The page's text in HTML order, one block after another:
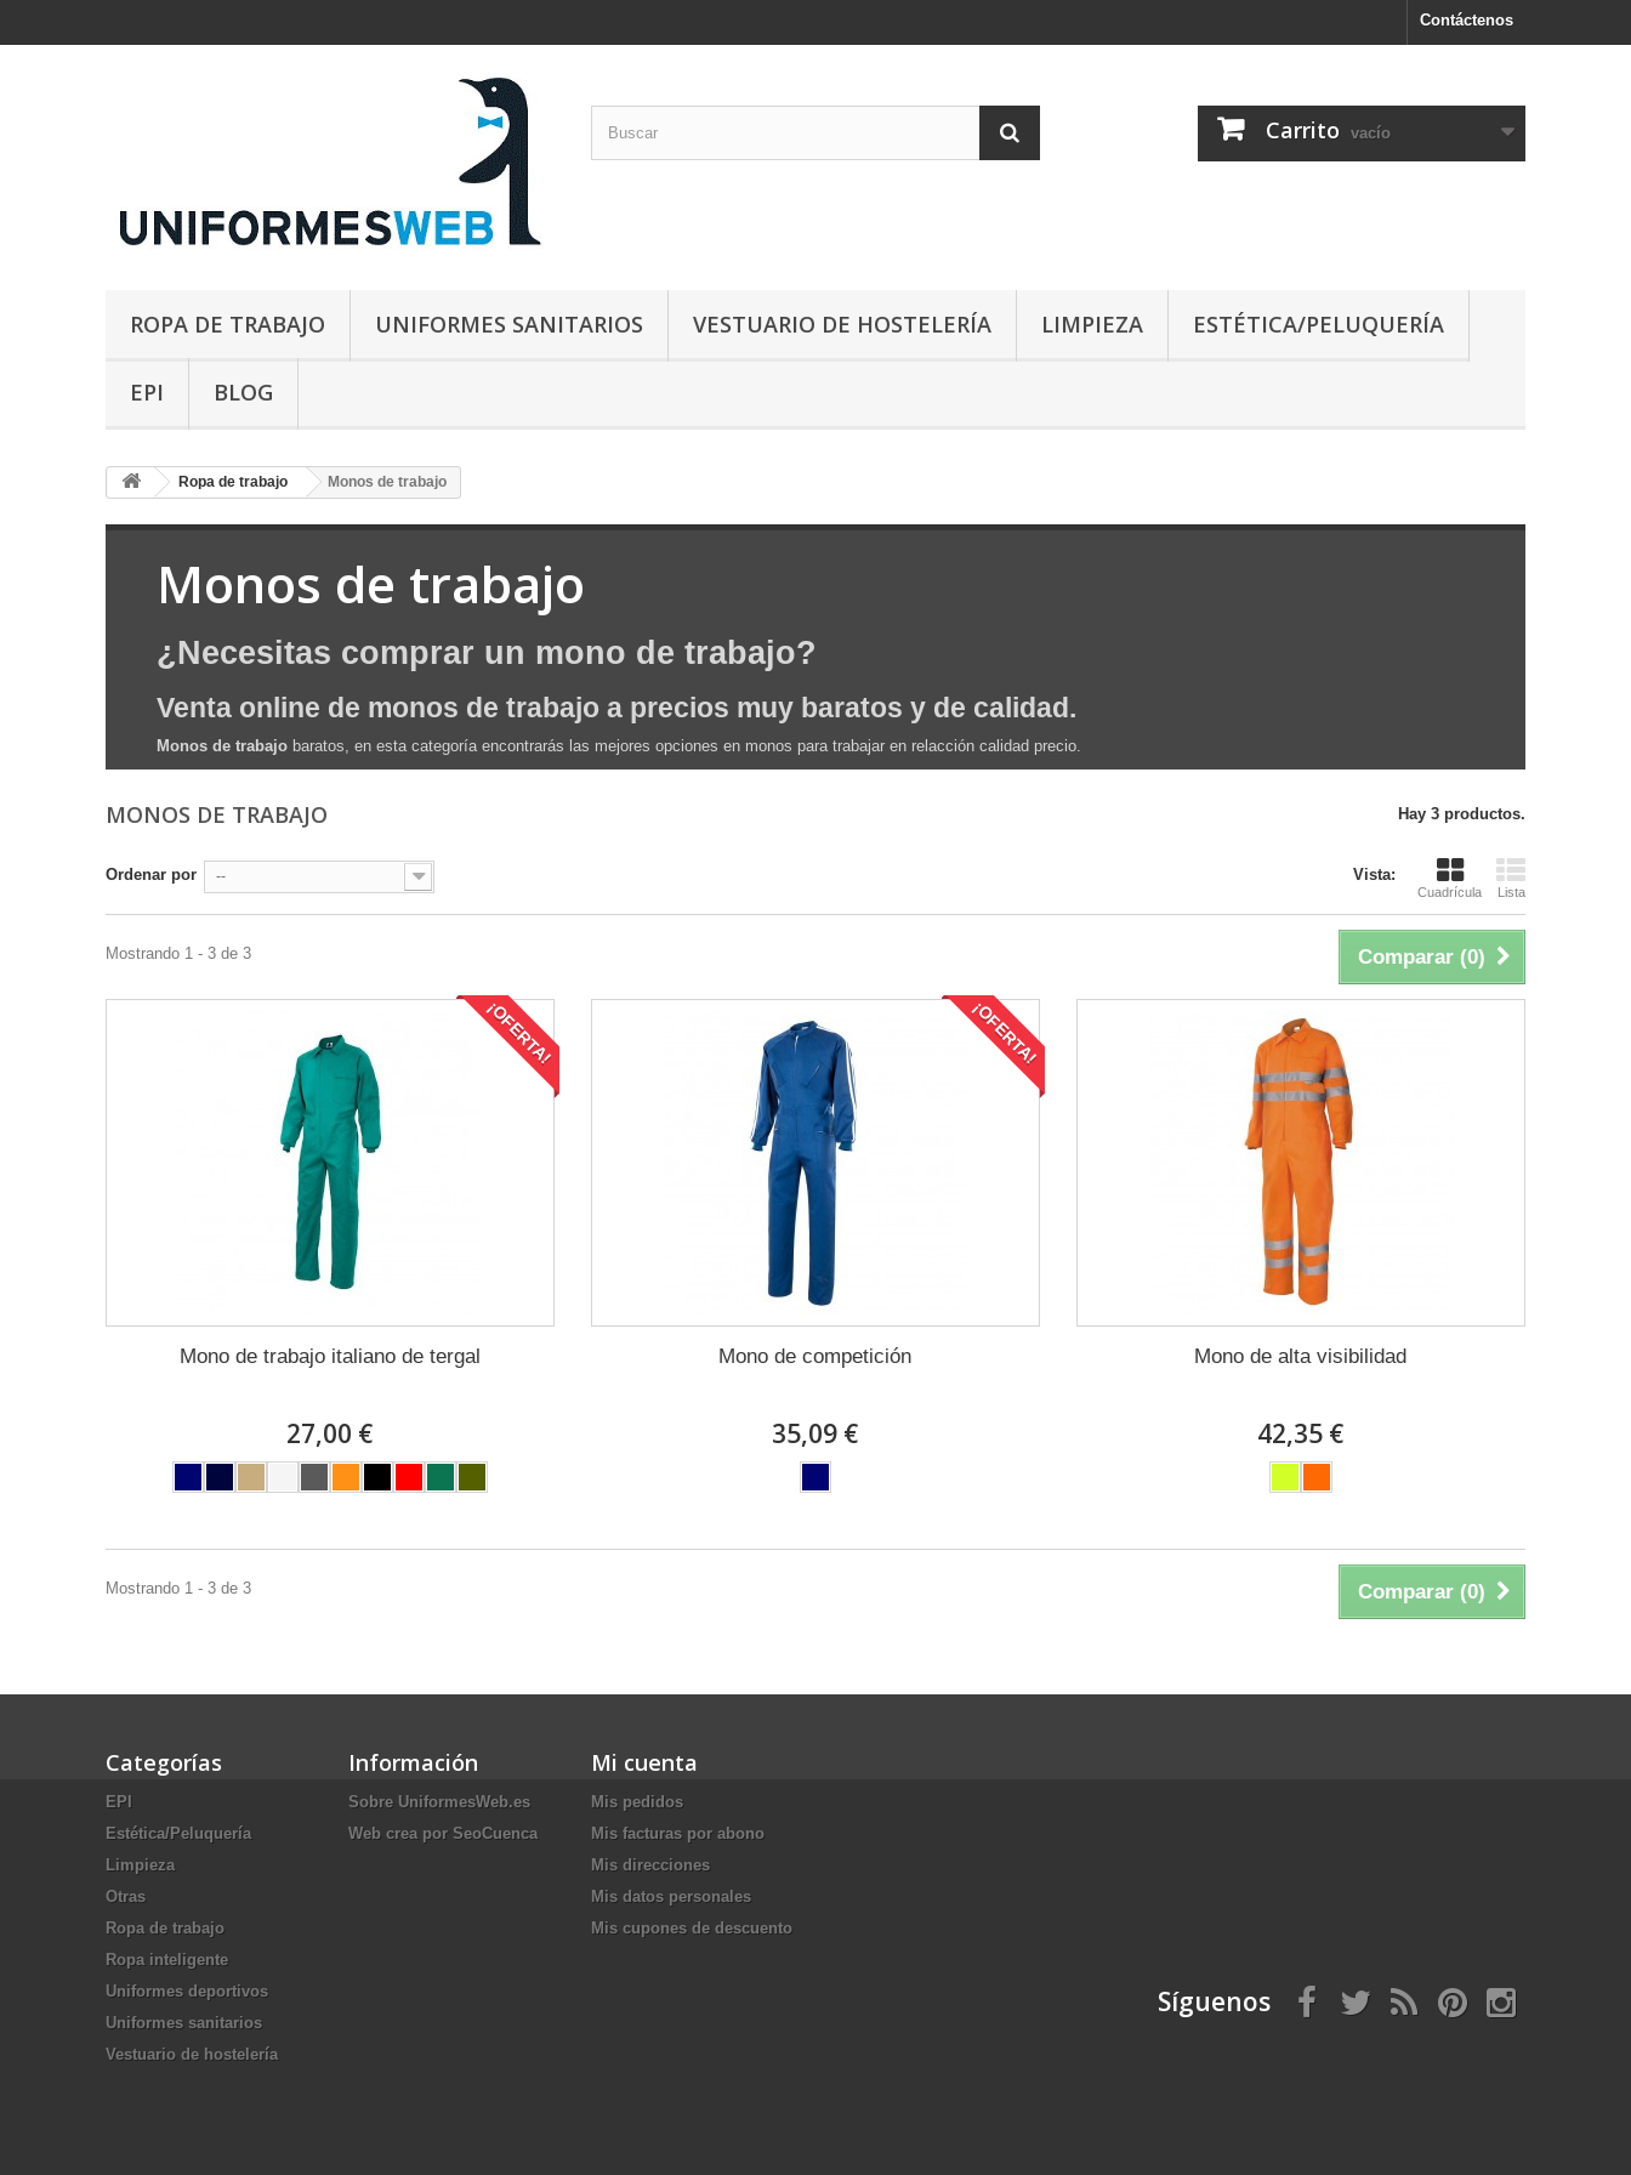
Contáctenos
Carrito vacío
ROPA DE TRABAJO UNIFORMES SANITARIOS VESTUARIO DE HOSTELERÍA LIMPIEZA ESTÉTICA/PELUQUERÍA
EPI BLOG
Ropa de trabajo Monos de trabajo
Monos de trabajo
¿Necesitas comprar un mono de trabajo?
Venta online de monos de trabajo a precios muy baratos y de calidad.
Monos de trabajo baratos, en esta categoría encontrarás las mejores opciones en monos para trabajar en relacción calidad precio.
MONOS DE TRABAJO Hay 3 productos.
Vista:
Cuadrícula Lista
Ordenar por --
Comparar (0)
Mostrando 1 - 3 de 3
¡OFERTA!
Mono de trabajo italiano de tergal
27,00 €
¡OFERTA!
Mono de competición
35,09 €
Mono de alta visibilidad
42,35 €
Comparar (0)
Mostrando 1 - 3 de 3
Categorías
EPI
Estética/Peluquería
Limpieza
Otras
Ropa de trabajo
Ropa inteligente
Uniformes deportivos
Uniformes sanitarios
Vestuario de hostelería
Información
Sobre UniformesWeb.es
Web crea por SeoCuenca
Mi cuenta
Mis pedidos
Mis facturas por abono
Mis direcciones
Mis datos personales
Mis cupones de descuento
Síguenos